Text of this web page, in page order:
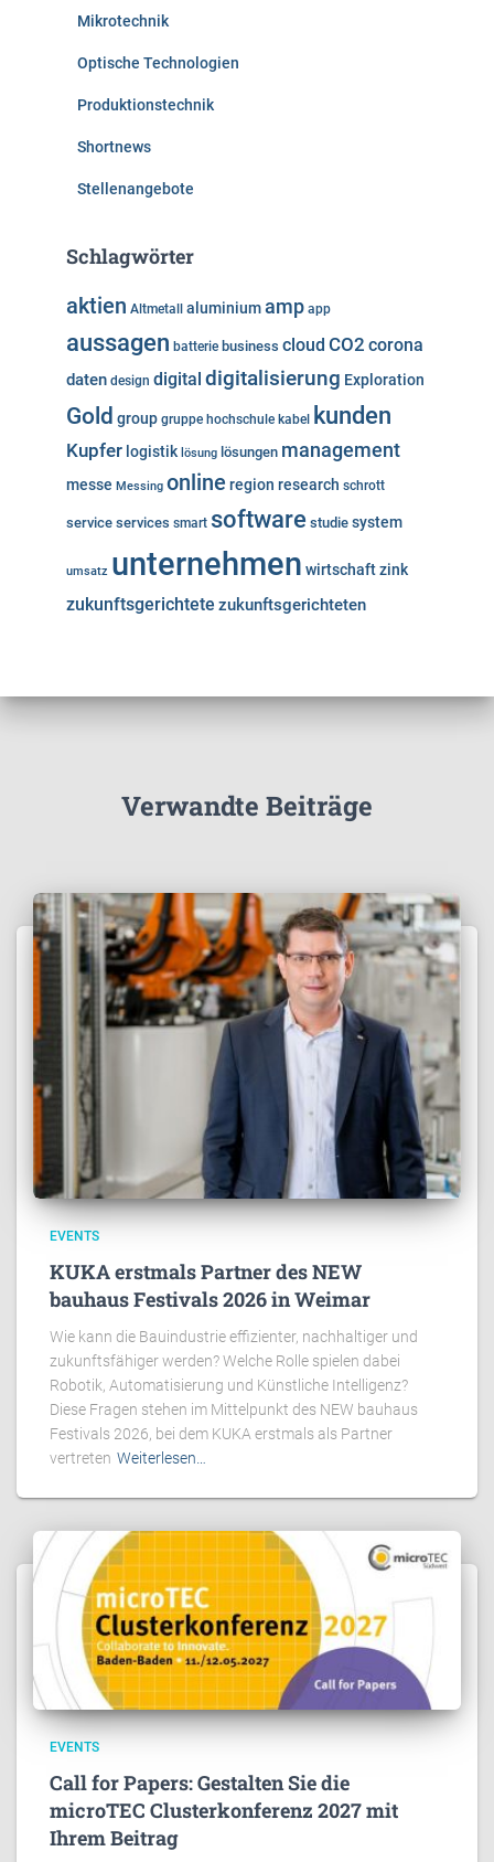
Mikrotechnik
Optische Technologien
Produktionstechnik
Shortnews
Stellenangebote
Schlagwörter
aktien Altmetall aluminiumamp app
aussagen batterie business cloud CO2 corona
daten design digital digitalisierung Exploration
Gold group gruppe hochschule kabel kunden
Kupfer logistik lösung lösungen management
messe Messing online region research schrott
service services smart software studie system
umsatz unternehmen wirtschaftzink
zukunftsgerichtete zukunftsgerichteten
Verwandte Beiträge
EVENTS
KUKA erstmals Partner des NEW
bauhaus Festivals 2026 in Weimar
Wie kann die Bauindustrie effizienter, nachhaltiger und
zukunftsfähiger werden? Welche Rolle spielen dabei
Robotik, Automatisierung und Künstliche Intelligenz?
Diese Fragen stehen im Mittelpunkt des NEW bauhaus
Festivals 2026, bei dem KUKA erstmals als Partner
vertreten Weiterlesen…
EVENTS
Call for Papers: Gestalten Sie die
microTEC Clusterkonferenz 2027 mit
Ihrem Beitrag